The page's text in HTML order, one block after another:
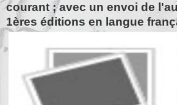
courant ; avec un envoi de
1ères éditions en langue